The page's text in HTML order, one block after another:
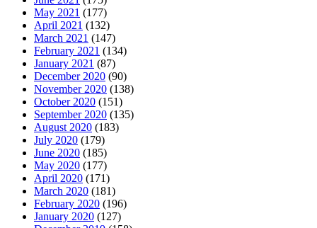
May 2021 (177)
April 2021 (132)
March 2021 (147)
February 2021 (134)
January 2021 (87)
December 2020 (90)
November 2020 (138)
October 2020 (151)
September 2020 (135)
August 2020 (183)
July 2020 (179)
June 2020 (185)
May 2020 (177)
April 2020 (171)
March 2020 (181)
February 2020 (196)
January 2020 (127)